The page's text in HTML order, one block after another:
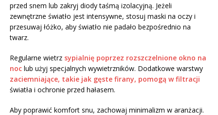
przed snem lub zakryj diody taśmą izolacyjną. Jeżeli
zewnętrzne światło jest intensywne, stosuj maski na oczy i
przesuwaj łóżko, aby światło nie padało bezpośrednio na
twarz.
Regularne wietrz sypialnię poprzez rozszczelnione okno na
noc lub użyj specjalnych wywietrzników. Dodatkowe warstwy
zaciemniające, takie jak gęste firany, pomogą w filtracji
światła i ochronie przed hałasem.
Aby poprawić komfort snu, zachowaj minimalizm w aranżacji.